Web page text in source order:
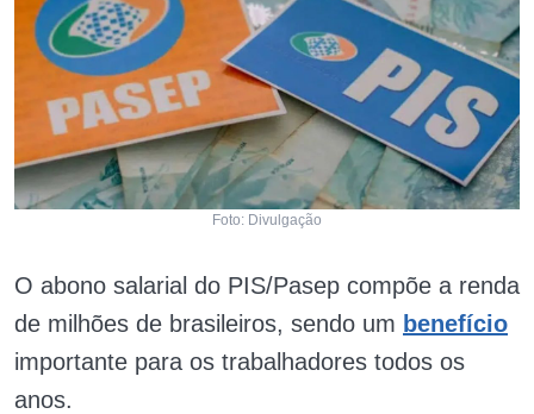
Foto: Divulgação
O abono salarial do PIS/Pasep compõe a renda
de milhões de brasileiros, sendo um benefício
importante para os trabalhadores todos os
anos.